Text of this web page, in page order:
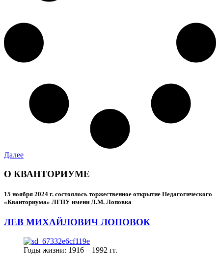
Далее
О КВАНТОРИУМЕ
15 ноября 2024 г. состоялось торжественное открытие Педагогического
«Кванториума» ЛГПУ имени Л.М. Лоповка
ЛЕВ МИХАЙЛОВИЧ ЛОПОВОК
Годы жизни: 1916 – 1992 гг.